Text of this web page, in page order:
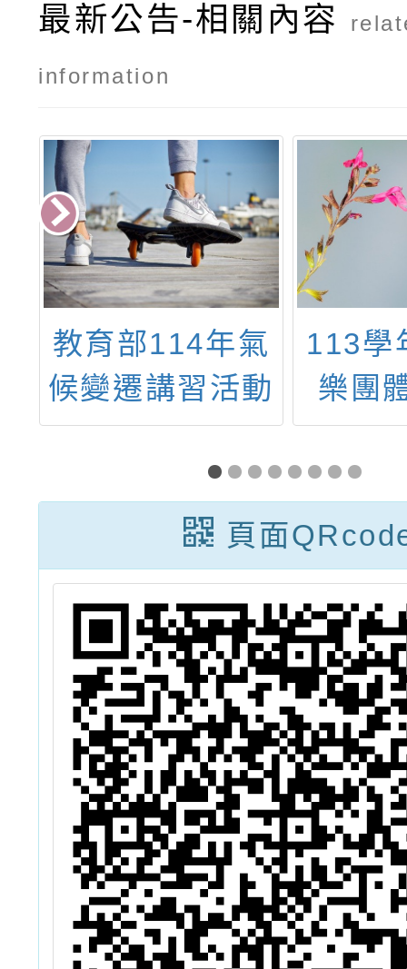
最新公告-相關內容
information
教育部114年氣
候變遷講習活動
113學
樂團
動
頁面